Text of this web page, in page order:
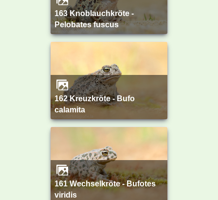
163 Knoblauchkröte -
Pelobates fuscus
162 Kreuzkröte - Bufo
calamita
161 Wechselkröte - Bufotes
viridis